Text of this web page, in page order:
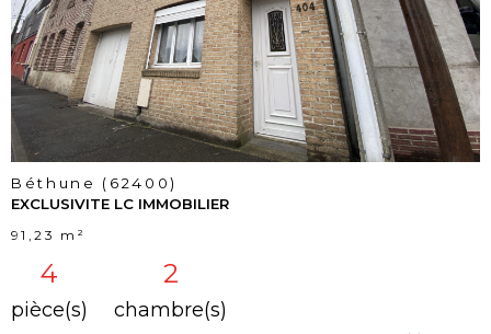
bien
Béthune (62400)
EXCLUSIVITE LC IMMOBILIER
91,23 m²
4
pièce(s)
2
chambre(s)